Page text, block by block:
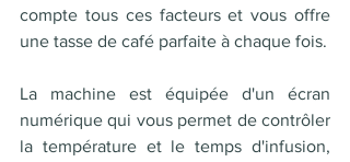
compte tous ces facteurs et vous offre
une tasse de café parfaite à chaque fois.
La machine est équipée d'un écran
numérique qui vous permet de contrôler
la température et le temps d'infusion,